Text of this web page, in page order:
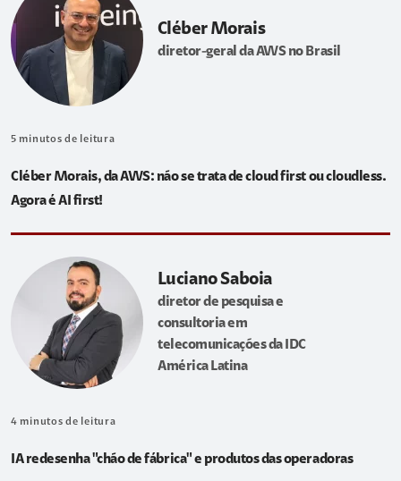
Cléber Morais
diretor-geral da AWS no Brasil
5 minutos de leitura
Cléber Morais, da AWS: não se trata de cloud first ou cloudless.
Agora é AI first!
Luciano Saboia
diretor de pesquisa e
consultoria em
telecomunicações da IDC
América Latina
4 minutos de leitura
IA redesenha "chão de fábrica" e produtos das operadoras